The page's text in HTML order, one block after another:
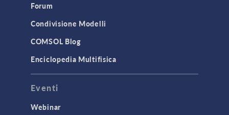
Forum
Condivisione Modelli
COMSOL Blog
Enciclopedia Multifisica
Eventi
Webinar